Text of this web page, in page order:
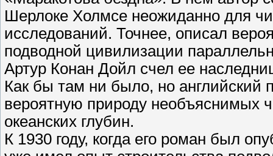
Шерлоке Холмсе неожиданно для
исследований. Точнее, описал
подводной цивилизации
Артур Конан Дойл счел ее
Как бы там ни было, но английский
вероятную природу необъяснимых
океанских глубин.
К 1930 году, когда его роман был